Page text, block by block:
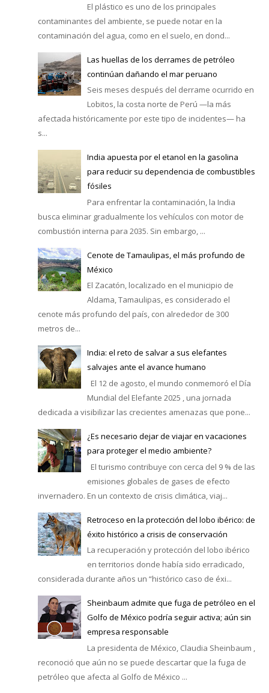
El plástico es uno de los principales
contaminantes del ambiente, se puede notar en la
contaminación del agua, como en el suelo, en dond...
Las huellas de los derrames de petróleo
continúan dañando el mar peruano
Seis meses después del derrame ocurrido en
Lobitos, la costa norte de Perú —la más
afectada históricamente por este tipo de incidentes— ha
s...
India apuesta por el etanol en la gasolina
para reducir su dependencia de combustibles
fósiles
Para enfrentar la contaminación, la India
busca eliminar gradualmente los vehículos con motor de
combustión interna para 2035. Sin embargo, ...
Cenote de Tamaulipas, el más profundo de
México
El Zacatón, localizado en el municipio de
Aldama, Tamaulipas, es considerado el
cenote más profundo del país, con alrededor de 300
metros de...
India: el reto de salvar a sus elefantes
salvajes ante el avance humano
El 12 de agosto, el mundo conmemoró el Día
Mundial del Elefante 2025 , una jornada
dedicada a visibilizar las crecientes amenazas que pone...
¿Es necesario dejar de viajar en vacaciones
para proteger el medio ambiente?
El turismo contribuye con cerca del 9 % de las
emisiones globales de gases de efecto
invernadero. En un contexto de crisis climática, viaj...
Retroceso en la protección del lobo ibérico: de
éxito histórico a crisis de conservación
La recuperación y protección del lobo ibérico
en territorios donde había sido erradicado,
considerada durante años un “histórico caso de éxi...
Sheinbaum admite que fuga de petróleo en el
Golfo de México podría seguir activa; aún sin
empresa responsable
La presidenta de México, Claudia Sheinbaum ,
reconoció que aún no se puede descartar que la fuga de
petróleo que afecta al Golfo de México ...